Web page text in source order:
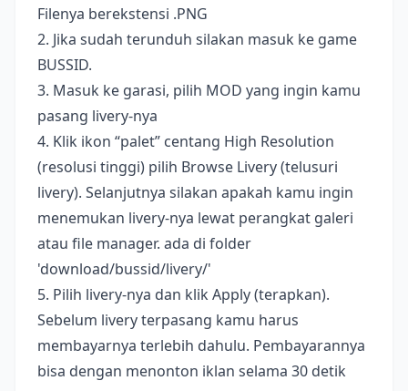
Filenya berekstensi .PNG
2. Jika sudah terunduh silakan masuk ke game
BUSSID.
3. Masuk ke garasi, pilih MOD yang ingin kamu
pasang livery-nya
4. Klik ikon “palet” centang High Resolution
(resolusi tinggi) pilih Browse Livery (telusuri
livery). Selanjutnya silakan apakah kamu ingin
menemukan livery-nya lewat perangkat galeri
atau file manager. ada di folder
'download/bussid/livery/'
5. Pilih livery-nya dan klik Apply (terapkan).
Sebelum livery terpasang kamu harus
membayarnya terlebih dahulu. Pembayarannya
bisa dengan menonton iklan selama 30 detik